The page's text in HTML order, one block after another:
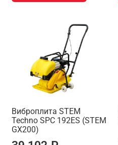
Виброплита STEM
Techno SPC 192ES (STEM
GX200)